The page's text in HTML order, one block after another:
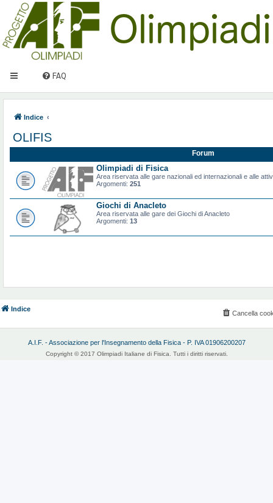
FAQ
Indice
OLIFIS
Forum
Olimpiadi di Fisica
Area riservata alle gare nazionali ed internazionali e alle
Argomenti: 251
Giochi di Anacleto
Area riservata alle gare dei Giochi di Anacleto
Argomenti: 13
Indice
Cancella
A.I.F. - Associazione per l'Insegnamento della Fisica - P. IVA 01906200207
Copyright © 2017 Olimpiadi Italiane di Fisica. Tutti i diritti riservati.